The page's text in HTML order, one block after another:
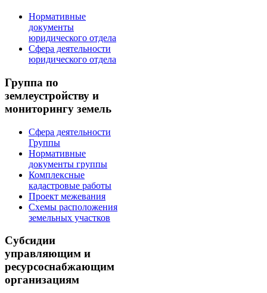
Нормативные
документы
юридического отдела
Сфера деятельности
юридического отдела
Группа по
землеустройству и
мониторингу земель
Сфера деятельности
Группы
Нормативные
документы группы
Комплексные
кадастровые работы
Проект межевания
Схемы расположения
земельных участков
Субсидии
управляющим и
ресурсоснабжающим
организациям